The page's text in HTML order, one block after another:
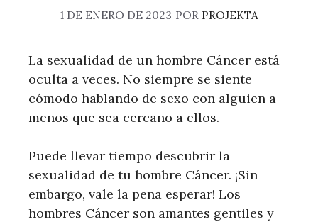
1 DE ENERO DE 2023 POR PROJEKTA
La sexualidad de un hombre Cáncer está
oculta a veces. No siempre se siente
cómodo hablando de sexo con alguien a
menos que sea cercano a ellos.
Puede llevar tiempo descubrir la
sexualidad de tu hombre Cáncer. ¡Sin
embargo, vale la pena esperar! Los
hombres Cáncer son amantes gentiles y